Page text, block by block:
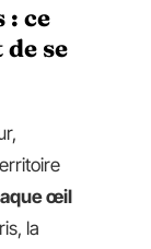
: ce
se
œil
la